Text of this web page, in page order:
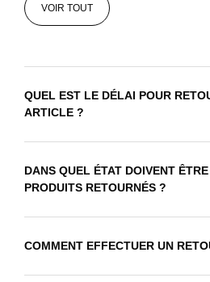
VOIR TOUT
QUEL EST LE DÉLAI POUR
ARTICLE ?
DANS QUEL ÉTAT DOIVENT
PRODUITS RETOURNÉS ?
COMMENT EFFECTUER UN